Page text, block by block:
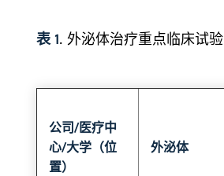
表 1. 外泌体治疗重点临床试验
公司/医疗中
心/大学（位
置）
外泌体